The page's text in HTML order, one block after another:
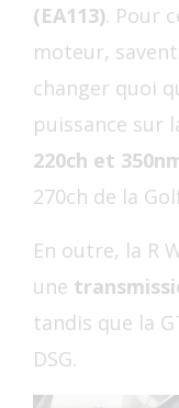
(EA113). Pour
moteur,
changer quoi
puissance sur
220ch et
270ch de la
En outre, la R
une
tandis que la
DSG.